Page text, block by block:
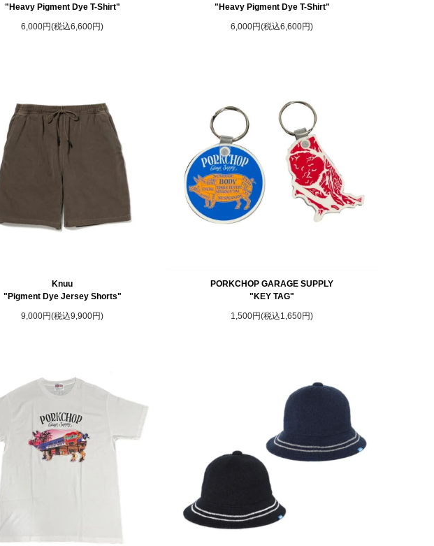
"Heavy Pigment Dye T-Shirt"
6,000円(税込6,600円)
"Heavy Pigment Dye T-Shirt"
6,000円(税込6,600円)
Knuu
"Pigment Dye Jersey Shorts"
9,000円(税込9,900円)
PORKCHOP GARAGE SUPPLY
"KEY TAG"
1,500円(税込1,650円)